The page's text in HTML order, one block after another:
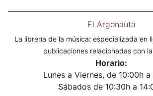
El Argonauta
La librería de la música: especializada en
publicaciones relacionadas con
Horario:
Lunes a Viernes, de 10:00h
Sábados de 10:30h a